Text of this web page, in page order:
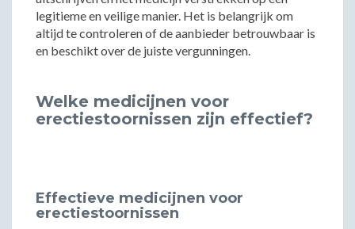
legitieme en veilige manier. Het is belangrijk om
altijd te controleren of de aanbieder betrouwbaar is
en beschikt over de juiste vergunningen.
Welke medicijnen voor
erectiestoornissen zijn effectief?
Effectieve medicijnen voor
erectiestoornissen